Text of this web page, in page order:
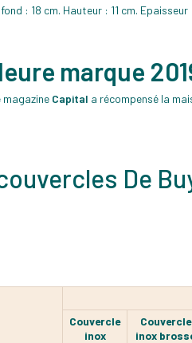
: 18 cm. Hauteur : 11 cm.
marque
magazine Capital a récompensé la
De
Couvercle
inox
Couvercle
inox